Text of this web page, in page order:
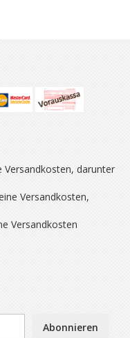
darunter
Versandkosten,
Versandkosten
Abonnieren